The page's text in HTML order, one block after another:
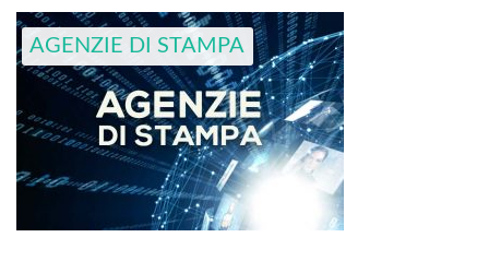
AGENZIE DI STAMPA